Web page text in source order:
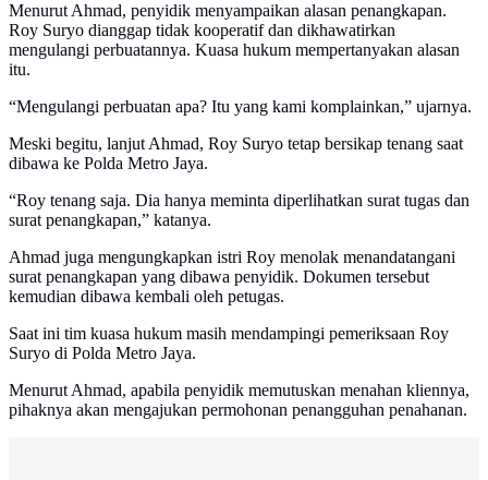
Menurut Ahmad, penyidik menyampaikan alasan penangkapan.
Roy Suryo dianggap tidak kooperatif dan dikhawatirkan
mengulangi perbuatannya. Kuasa hukum mempertanyakan alasan
itu.
“Mengulangi perbuatan apa? Itu yang kami komplainkan,” ujarnya.
Meski begitu, lanjut Ahmad, Roy Suryo tetap bersikap tenang saat
dibawa ke Polda Metro Jaya.
“Roy tenang saja. Dia hanya meminta diperlihatkan surat tugas dan
surat penangkapan,” katanya.
Ahmad juga mengungkapkan istri Roy menolak menandatangani
surat penangkapan yang dibawa penyidik. Dokumen tersebut
kemudian dibawa kembali oleh petugas.
Saat ini tim kuasa hukum masih mendampingi pemeriksaan Roy
Suryo di Polda Metro Jaya.
Menurut Ahmad, apabila penyidik memutuskan menahan kliennya,
pihaknya akan mengajukan permohonan penangguhan penahanan.